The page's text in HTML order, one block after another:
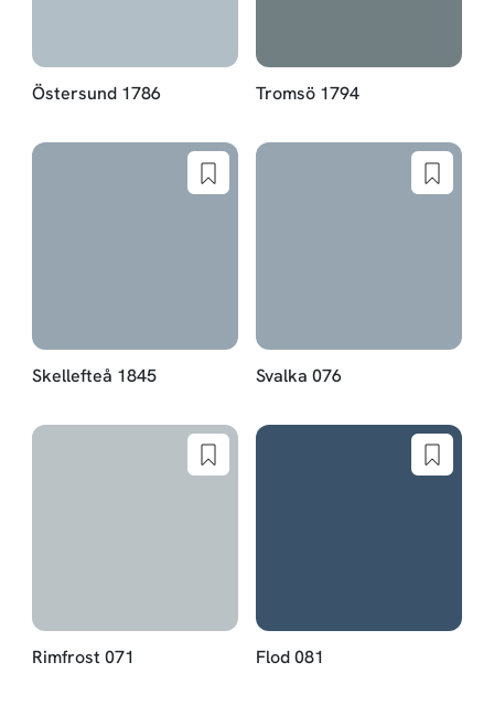
Östersund 1786 Tromsö 1794
Skellefteå 1845 Svalka 076
Rimfrost 071 Flod 081